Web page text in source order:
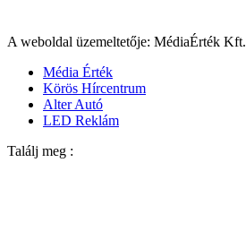
A weboldal üzemeltetője: MédiaÉrték Kft.
Média Érték
Körös Hírcentrum
Alter Autó
LED Reklám
Találj meg :